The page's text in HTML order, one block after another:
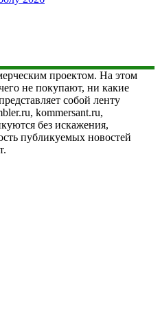
проектом. На этом
не покупают, ни какие
собой ленту
kommersant.ru,
без искажения,
публикуемых новостей